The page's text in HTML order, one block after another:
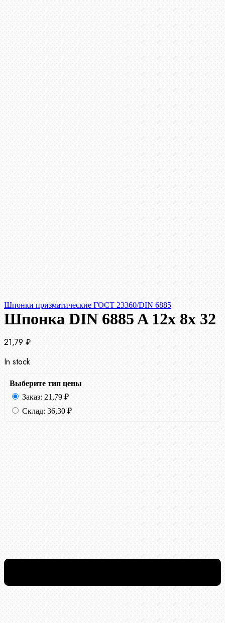
Шпонки призматические ГОСТ 23360/DIN 6885
Шпонка DIN 6885 A 12x 8x 32
21,79 ₽
In stock
Выберите тип цены
Заказ: 21,79 ₽
Склад: 36,30 ₽